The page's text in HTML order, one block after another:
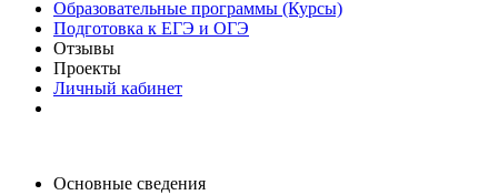
Образовательные программы (Курсы)
Подготовка к ЕГЭ и ОГЭ
Отзывы
Проекты
Личный кабинет
Основные сведения